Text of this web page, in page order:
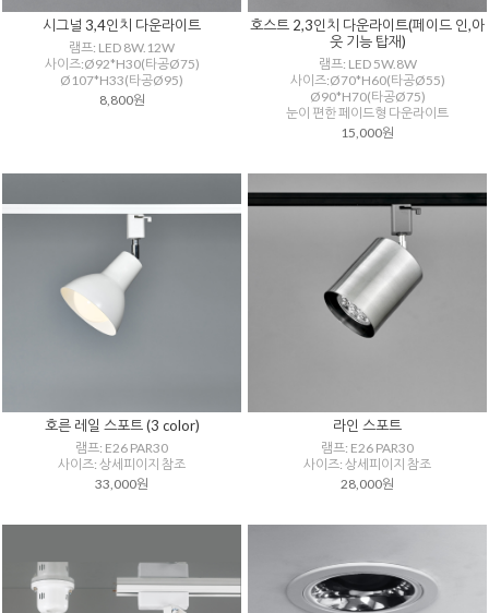
시그널 3,4인치 다운라이트
램프: LED 8W.12W
사이즈:Ø92*H30(타공Ø75)
Ø107*H33(타공Ø95)
8,800원
호스트 2,3인치 다운라이트(페이드 인,아
웃 기능 탑재)
램프: LED 5W.8W
사이즈:Ø70*H60(타공Ø55)
Ø90*H70(타공Ø75)
눈이 편한 페이드형 다운라이트
15,000원
호른 레일 스포트 (3 color)
램프: E26 PAR30
사이즈: 상세피이지 참조
33,000원
라인 스포트
램프: E26 PAR30
사이즈: 상세피이지 참조
28,000원